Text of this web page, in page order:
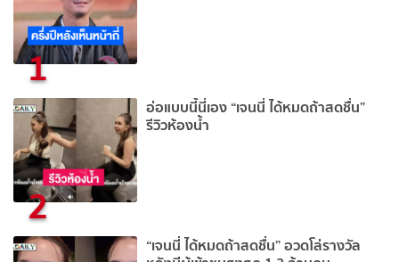
1
2
อ่อแบบนี้นี่เอง “เจนนี่ ได้หมดถ้าสดชื่น”
รีวิวห้องน้ำ
“เจนนี่ ได้หมดถ้าสดชื่น” อวดโล่รางวัล